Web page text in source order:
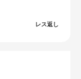
レス返し